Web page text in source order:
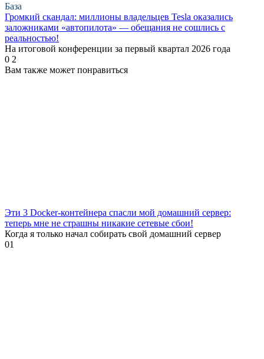
База
Громкий скандал: миллионы владельцев Tesla оказались
заложниками «автопилота» — обещания не сошлись с
реальностью!
На итоговой конференции за первый квартал 2026 года
0 2
Вам также может понравиться
Эти 3 Docker-контейнера спасли мой домашний сервер:
теперь мне не страшны никакие сетевые сбои!
Когда я только начал собирать свой домашний сервер
01